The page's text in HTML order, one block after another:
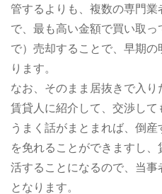
管するよりも、複数の専門業
で、最も高い金額で買い取
で）売却することで、早期
ります。
なお、そのまま居抜きで入り
賃貸人に紹介して、交渉して
うまく話がまとまれば、倒
を免れることができますし
活することになるので、当
となります。